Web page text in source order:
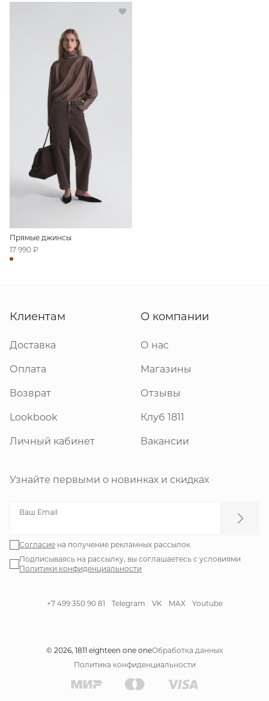
Прямые джинсы
17 990 ₽
Клиентам
Доставка
Оплата
Возврат
Lookbook
Личный кабинет
О компании
О нас
Магазины
Отзывы
Клуб 1811
Вакансии
Узнайте первыми о новинках и скидках
Ваш Email
Согласие на получение рекламных рассылок
Подписываясь на рассылку, вы соглашаетесь с условиями
Политики конфиденциальности
+7 499 350 90 81 Telegram VK MAX Youtube
© 2026, 1811 eighteen one oneОбработка данных
Политика конфиденциальности